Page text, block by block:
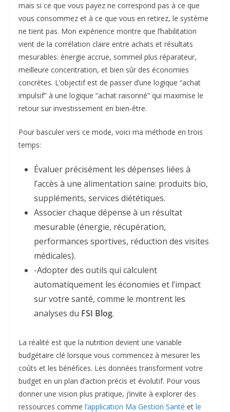
mais si ce que vous payez ne correspond pas à ce que
vous consommez et à ce que vous en retirez, le système
ne tient pas. Mon expérience montre que l’habilitation
vient de la corrélation claire entre achats et résultats
mesurables: énergie accrue, sommeil plus réparateur,
meilleure concentration, et bien sûr des économies
concrètes. L’objectif est de passer d’une logique “achat
impulsif” à une logique “achat raisonné” qui maximise le
retour sur investissement en bien-être.
Pour basculer vers ce mode, voici ma méthode en trois
temps:
Évaluer précisément les dépenses liées à
l’accès à une alimentation saine: produits bio,
suppléments, services diététiques.
Associer chaque dépense à un résultat
mesurable (énergie, récupération,
performances sportives, réduction des visites
médicales).
-Adopter des outils qui calculent
automatiquement les économies et l’impact
sur votre santé, comme le montrent les
analyses du FSI Blog.
La réalité est que la nutrition devient une variable
budgétaire clé lorsque vous commencez à mesurer les
coûts et les bénéfices. Les données transforment votre
budget en un plan d’action précis et évolutif. Pour vous
donner une vision plus pratique, j’invite à explorer des
ressources comme l’application Ma Gestion Santé et le